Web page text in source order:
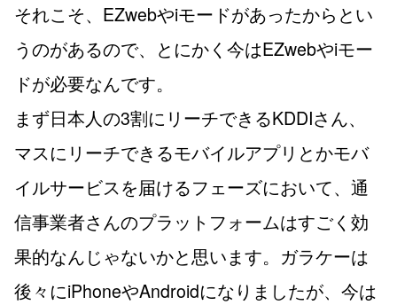
それこそ、EZwebやiモードがあったからとい
うのがあるので、とにかく今はEZwebやiモー
ドが必要なんです。
まず日本人の3割にリーチできるKDDIさん、
マスにリーチできるモバイルアプリとかモバ
イルサービスを届けるフェーズにおいて、通
信事業者さんのプラットフォームはすごく効
果的なんじゃないかと思います。ガラケーは
後々にiPhoneやAndroidになりましたが、今は